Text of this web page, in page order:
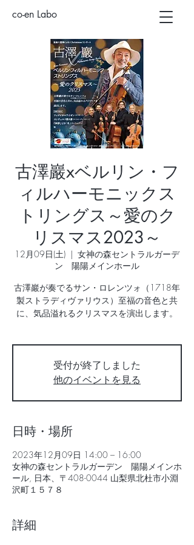
co-en Labo
古澤巖xベルリン・フ
ィルハーモニックス
トリングス～愛のク
リスマス2023～
12月09日(土)
  |
女神の森セントラルガーデ
ン 陽陽メインホール
古澤巖が奏でるサン・ロレンツォ（1718年
製ストラディヴァリウス）至福の音色と共
に、気品溢れるクリスマスを演出します。
受付が終了しました
他のイベントを見る
日時・場所
2023年12月09日 14:00 – 16:00
女神の森セントラルガーデン 陽陽メインホ
ール, 日本、〒408-0044 山梨県北杜市小淵
沢町１５７８
詳細